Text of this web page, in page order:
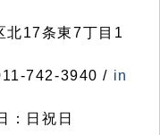
17条東7丁目1
742-3940 / in
：日祝日